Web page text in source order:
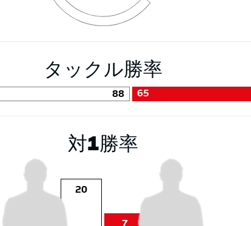
タックル勝率
88 65
対1勝率
20
7